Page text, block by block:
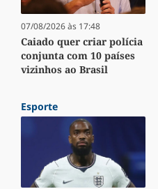
07/08/2026 às 17:48
Caiado quer criar polícia
conjunta com 10 países
vizinhos ao Brasil
Esporte